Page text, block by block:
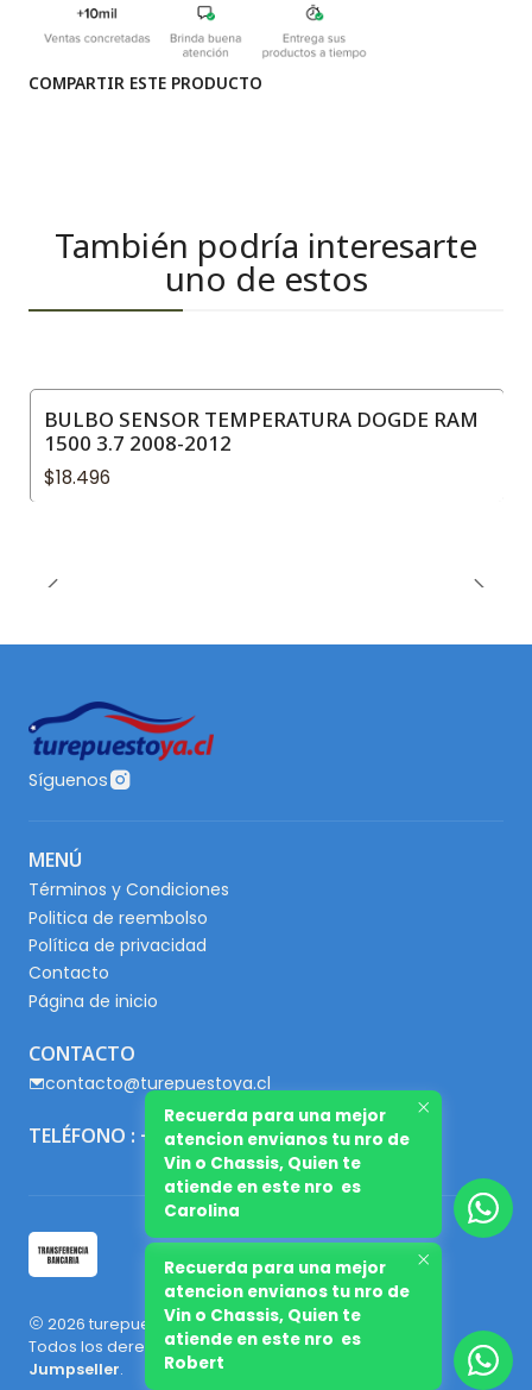
COMPARTIR ESTE PRODUCTO
También podría interesarte
uno de estos
BULBO SENSOR TEMPERATURA DOGDE RAM
1500 3.7 2008-2012
$18.496
Síguenos
MENÚ
Términos y Condiciones
Politica de reembolso
Política de privacidad
Contacto
Página de inicio
CONTACTO
contacto@turepuestoya.cl
TELÉFONO : +56 9 65667345
2026 turepuestoya.cl.
Todos los derechos reservados.Desarrollado por
Jumpseller.
Recuerda para una mejor
atencion envianos tu nro de
Vin o Chassis, Quien te
atiende en este nro es
Robert
Recuerda para una mejor
atencion envianos tu nro de
Vin o Chassis, Quien te
atiende en este nro es
Carolina